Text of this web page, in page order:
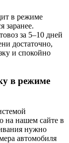
в режиме
заранее.
за 5–10 дней
достаточно,
и спокойно
в режиме
нашем сайте в
нужно
автомобиля